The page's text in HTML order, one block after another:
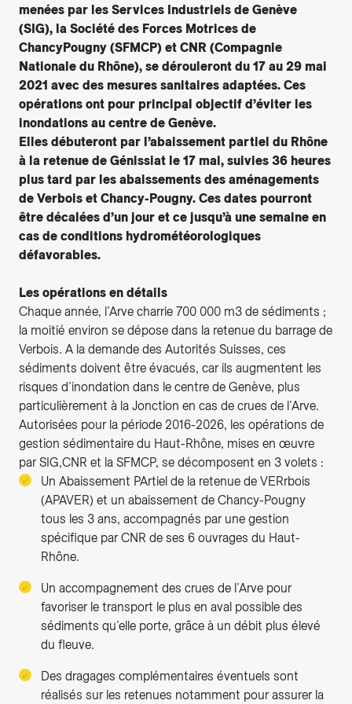
menées par les Services Industriels de Genève
(SIG), la Société des Forces Motrices de
ChancyPougny (SFMCP) et CNR (Compagnie
Nationale du Rhône), se dérouleront du 17 au 29 mai
2021 avec des mesures sanitaires adaptées. Ces
opérations ont pour principal objectif d’éviter les
inondations au centre de Genève.
Elles débuteront par l’abaissement partiel du Rhône
à la retenue de Génissiat le 17 mai, suivies 36 heures
plus tard par les abaissements des aménagements
de Verbois et Chancy-Pougny. Ces dates pourront
être décalées d’un jour et ce jusqu’à une semaine en
cas de conditions hydrométéorologiques
défavorables.
Les opérations en détails
Chaque année, l’Arve charrie 700 000 m3 de sédiments ;
la moitié environ se dépose dans la retenue du barrage de
Verbois. A la demande des Autorités Suisses, ces
sédiments doivent être évacués, car ils augmentent les
risques d’inondation dans le centre de Genève, plus
particulièrement à la Jonction en cas de crues de l’Arve.
Autorisées pour la période 2016-2026, les opérations de
gestion sédimentaire du Haut-Rhône, mises en œuvre
par SIG,CNR et la SFMCP, se décomposent en 3 volets :
Un Abaissement PArtiel de la retenue de VERrbois
(APAVER) et un abaissement de Chancy-Pougny
tous les 3 ans, accompagnés par une gestion
spécifique par CNR de ses 6 ouvrages du Haut-
Rhône.
Un accompagnement des crues de l’Arve pour
favoriser le transport le plus en aval possible des
sédiments qu’elle porte, grâce à un débit plus élevé
du fleuve.
Des dragages complémentaires éventuels sont
réalisés sur les retenues notamment pour assurer la